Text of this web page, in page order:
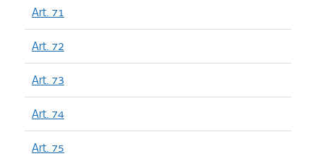
Art. 71
Art. 72
Art. 73
Art. 74
Art. 75